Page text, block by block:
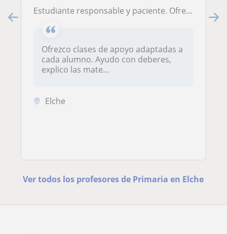
Estudiante responsable y paciente. Ofrezco apoyo escolar para primaria y ayuda con deberes para que los alumnos entiendan mejor
Ofrezco clases de apoyo adaptadas a
cada alumno. Ayudo con deberes,
explico las mate...
Elche
Ver todos los profesores de Primaria en Elche